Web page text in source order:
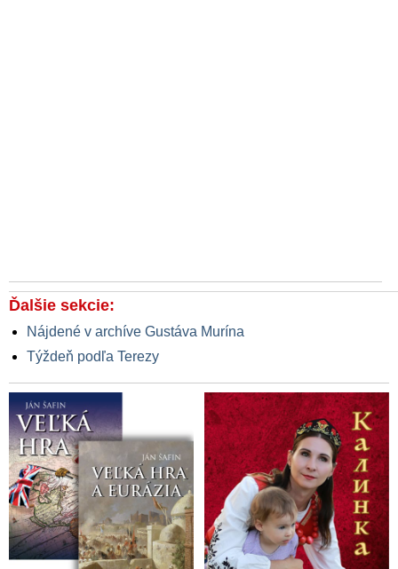
Ďalšie sekcie:
Nájdené v archíve Gustáva Murína
Týždeň podľa Terezy